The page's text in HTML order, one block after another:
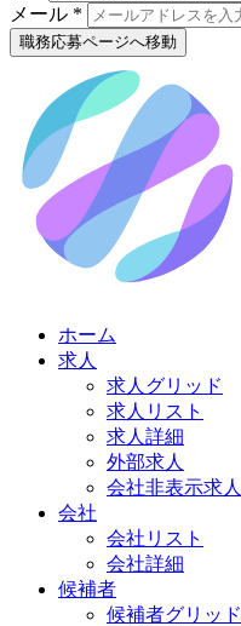
メール *
職務応募ページへ移動
ホーム
求人
求人グリッド
求人リスト
求人詳細
外部求人
会社非表示求人
会社
会社リスト
会社詳細
候補者
候補者グリッド